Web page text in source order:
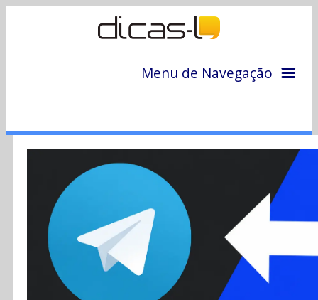
Menu de Navegação
Colunas
Colaboradores